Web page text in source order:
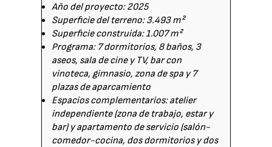
Año del proyecto: 2025
Superficie del terreno: 3.493 m²
Superficie construida: 1.007 m²
Programa: 7 dormitorios, 8 baños, 3
aseos, sala de cine y TV, bar con
vinoteca, gimnasio, zona de spa y 7
plazas de aparcamiento
Espacios complementarios: atelier
independiente (zona de trabajo, estar y
bar) y apartamento de servicio (salón-
comedor-cocina, dos dormitorios y dos